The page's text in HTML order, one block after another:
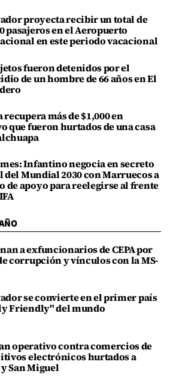
proyecta recibir un total de
pasajeros en el Aeropuerto
en este periodo vacacional
fueron detenidos por el
de un hombre de 66 años en El
más de $1,000 en
que fueron hurtados de una casa
Infantino negocia en secreto
del Mundial 2030 con Marruecos a
de apoyo para reelegirse al frente
a exfuncionarios de CEPA por
corrupción y vínculos con la MS-
se convierte en el primer país
Friendly" del mundo
operativo contra comercios de
electrónicos hurtados a
San Miguel